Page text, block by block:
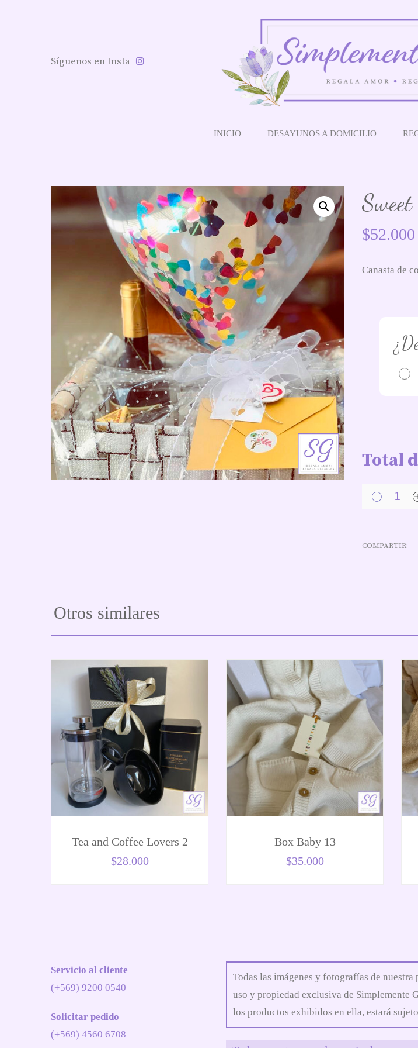
Síguenos en Insta
INICIO DESAYUNOS A DOMICILIO
$52.000
Canasta de
Total
COMPARTIR:
Otros similares
Tea and Coffee Lovers 2
$28.000
Box Baby 13
$35.000
Servicio al cliente
(+569) 9200 0540
Solicitar pedido
(+569) 4560 6708
Todas las imágenes y fotografías de
uso y propiedad exclusiva de Simplemente
los productos exhibidos en ella, estará